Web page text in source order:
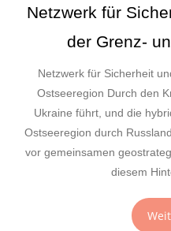
Netzwerk für
der Grenz-
Netzwerk für Sicherheit
Ostseeregion Durch den
Ukraine führt, und die
Ostseeregion durch
vor gemeinsamen
diesem